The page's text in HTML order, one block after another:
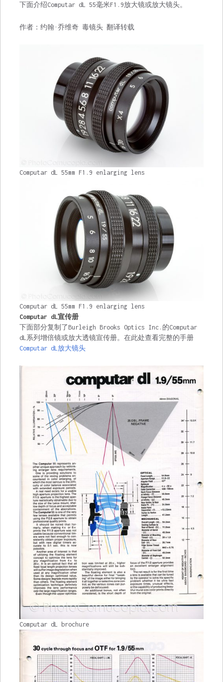
下面介绍Computar dL 55毫米F1.9放大镜或放大镜头。
作者：约翰·乔维奇 毒镜头 翻译转载
Computar dL 55mm F1.9 enlarging lens
Computar dL 55mm F1.9 enlarging lens
Computar dL宣传册
下面部分复制了Burleigh Brooks Optics Inc.的Computar
dL系列增倍镜或放大透镜宣传册。在此处查看完整的手册
Computar dL放大镜头
Computar dL brochure